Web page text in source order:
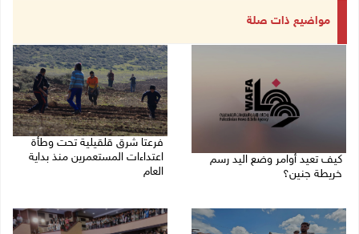
مواضيع ذات صلة
كيف تعيد أوامر وضع اليد رسم
خريطة جنين؟
فرعتا شرق قلقيلية تحت وطأة
اعتداءات المستعمرين منذ بداية
العام